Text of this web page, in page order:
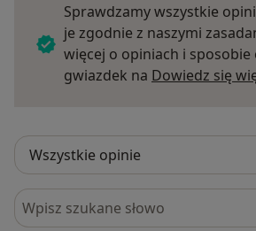
Sprawdzamy wszystkie
je zgodnie z naszymi
więcej o opiniach i sposobie
gwiazdek na Dowiedz się
Szukaj w opiniach